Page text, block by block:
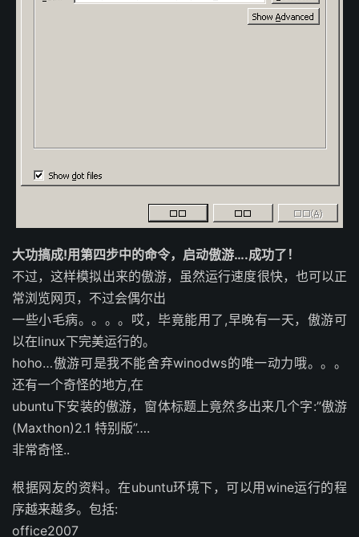
大功搞成!用第四步中的命令，启动傲游….成功了！
不过，这样模拟出来的傲游，虽然运行速度很快，也可以正
常浏览网页，不过会偶尔出
一些小毛病。。。。哎，毕竟能用了,早晚有一天，傲游可
以在linux下完美运行的。
hoho…傲游可是我不能舍弃winodws的唯一动力哦。。。
还有一个奇怪的地方,在
ubuntu下安装的傲游，窗体标题上竟然多出来几个字:”傲游
(Maxthon)2.1 特别版”….
非常奇怪..
根据网友的资料。在ubuntu环境下，可以用wine运行的程
序越来越多。包括:
office2007